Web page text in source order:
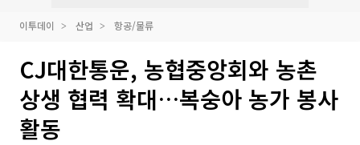
이투데이 산업 항공/물류
CJ대한통운, 농협중앙회와 농촌
상생 협력 확대…복숭아 농가 봉사
활동